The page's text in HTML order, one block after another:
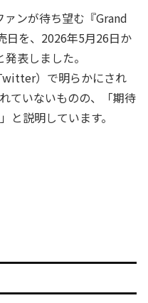
ンが待ち望む『Grand
日を、2026年5月26日か
表しました。
）で明らかにされ
ていないものの、「期待
と説明しています。